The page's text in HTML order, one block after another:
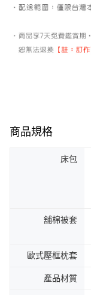
商品規格
床包
舖棉被套
歐式壓框枕套
產品材質